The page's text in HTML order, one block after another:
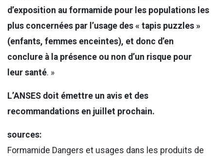
d’exposition au formamide pour les populations les
plus concernées par l’usage des « tapis puzzles »
(enfants, femmes enceintes), et donc d’en
conclure à la présence ou non d’un risque pour
leur santé. »
L’ANSES doit émettre un avis et des
recommandations en juillet prochain.
sources:
Formamide Dangers et usages dans les produits de